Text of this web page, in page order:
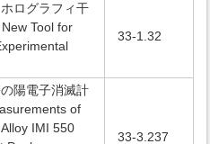
ログラフィ干
Tool for
33-1.32
陽電子消滅計
of
IMI 550
33-3.237